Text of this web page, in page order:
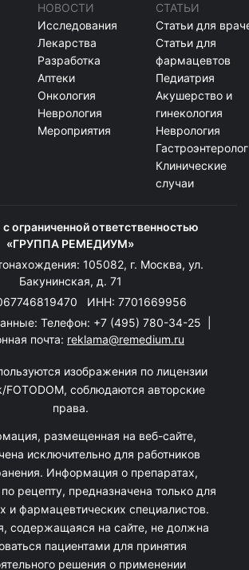
НОВОСТИ
Исследования
Лекарства
Разработка
Аптеки
Онкология
Неврология
Мероприятия
СТАТЬИ
Статьи для
Статьи для
фармацевтов
Педиатрия
Акушерство и
гинекология
Неврология
Клинические
случаи
ограниченной ответственностью
«ГРУППА РЕМЕДИУМ»
105082, г. Москва, ул.
Бакунинская, д. 71
ИНН: 7701669956
Телефон: +7 (495) 780-34-25
почта: reklama@remedium.ru
изображения по лицензии
FOTODOM, соблюдаются авторские
права.
размещенная на веб-сайте,
исключительно для работников
Информация о препаратах,
рецепту, предназначена только для
и фармацевтических специалистов.
содержащаяся на сайте, не должна
пациентами для принятия
решения о применении